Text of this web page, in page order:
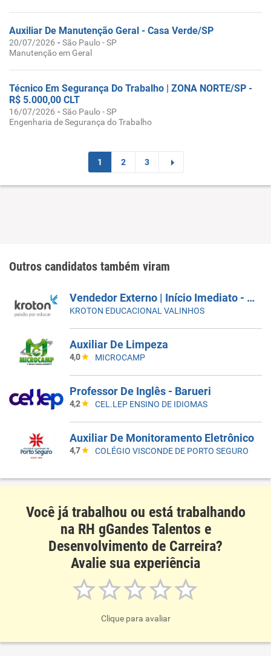
Auxiliar De Manutenção Geral - Casa Verde/SP
20/07/2026 -São Paulo - SP
Manutenção em Geral
Técnico Em Segurança Do Trabalho | ZONA NORTE/SP -
R$ 5.000,00 CLT
16/07/2026 -São Paulo - SP
Engenharia de Segurança do Trabalho
1 2 3
Outros candidatos também viram
Vendedor Externo | Início Imediato - SUMARÉ
KROTON EDUCACIONAL VALINHOS
Auxiliar De Limpeza
4,0 MICROCAMP
Professor De Inglês - Barueri
4,2 CEL.LEP ENSINO DE IDIOMAS
Auxiliar De Monitoramento Eletrônico
4,7 COLÉGIO VISCONDE DE PORTO SEGURO
Você já trabalhou ou está trabalhando
na RH gGandes Talentos e
Desenvolvimento de Carreira?
Avalie sua experiência
Clique para avaliar